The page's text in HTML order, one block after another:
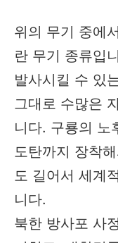
위의 무기 중에
란 무기 종류입
발사시킬 수 있
그대로 수많은
니다. 구룡의 노
도탄까지 장착
도 길어서 세계
니다.
북한 방사포 사